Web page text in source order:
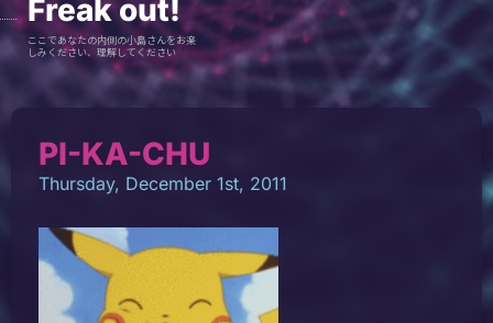
Freak out!
ここであなたの内側の小島さんをお楽
しみください、理解してください
PI-KA-CHU
Thursday, December 1st, 2011